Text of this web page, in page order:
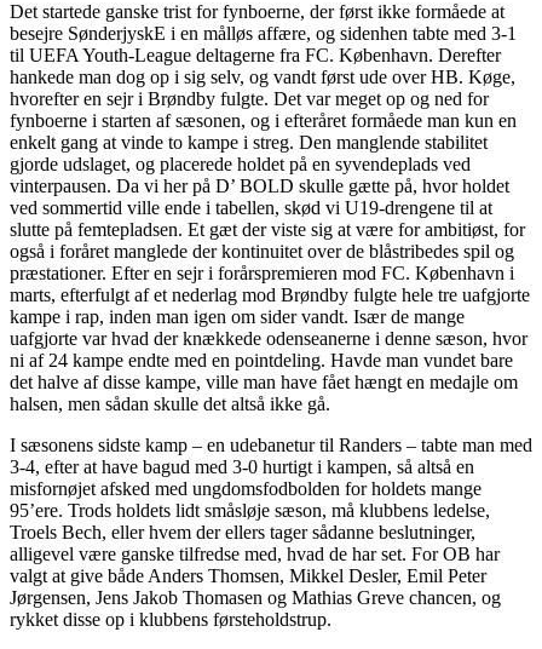
Det startede ganske trist for fynboerne, der først ikke formåede at
besejre SønderjyskE i en målløs affære, og sidenhen tabte med 3-1
til UEFA Youth-League deltagerne fra FC. København. Derefter
hankede man dog op i sig selv, og vandt først ude over HB. Køge,
hvorefter en sejr i Brøndby fulgte. Det var meget op og ned for
fynboerne i starten af sæsonen, og i efteråret formåede man kun en
enkelt gang at vinde to kampe i streg. Den manglende stabilitet
gjorde udslaget, og placerede holdet på en syvendeplads ved
vinterpausen. Da vi her på D’ BOLD skulle gætte på, hvor holdet
ved sommertid ville ende i tabellen, skød vi U19-drengene til at
slutte på femtepladsen. Et gæt der viste sig at være for ambitiøst, for
også i foråret manglede der kontinuitet over de blåstribedes spil og
præstationer. Efter en sejr i forårspremieren mod FC. København i
marts, efterfulgt af et nederlag mod Brøndby fulgte hele tre uafgjorte
kampe i rap, inden man igen om sider vandt. Især de mange
uafgjorte var hvad der knækkede odenseanerne i denne sæson, hvor
ni af 24 kampe endte med en pointdeling. Havde man vundet bare
det halve af disse kampe, ville man have fået hængt en medajle om
halsen, men sådan skulle det altså ikke gå.
I sæsonens sidste kamp – en udebanetur til Randers – tabte man med
3-4, efter at have bagud med 3-0 hurtigt i kampen, så altså en
misfornøjet afsked med ungdomsfodbolden for holdets mange
95’ere. Trods holdets lidt småsløje sæson, må klubbens ledelse,
Troels Bech, eller hvem der ellers tager sådanne beslutninger,
alligevel være ganske tilfredse med, hvad de har set. For OB har
valgt at give både Anders Thomsen, Mikkel Desler, Emil Peter
Jørgensen, Jens Jakob Thomasen og Mathias Greve chancen, og
rykket disse op i klubbens førsteholdstrup.